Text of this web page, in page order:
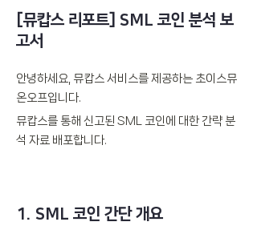
[뮤캅스 리포트] SML 코인 분석 보
고서
안녕하세요, 뮤캅스 서비스를 제공하는 초이스뮤
온오프입니다.
뮤캅스를 통해 신고된 SML 코인에 대한 간략 분
석 자료 배포합니다.
1. SML 코인 간단 개요